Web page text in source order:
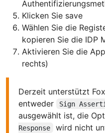
Klicken Sie save
Wählen Sie die
kopieren Sie die IDP
Aktivieren Sie die
rechts)
Derzeit unterstützt
entweder
Sign
ausgewählt ist, die
Response
wird nicht